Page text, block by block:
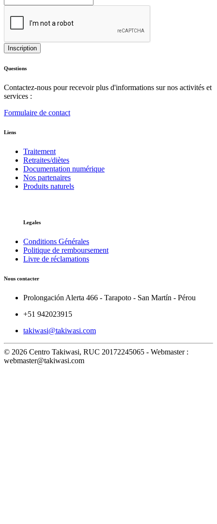
Questions
Contactez-nous pour recevoir plus d'informations sur nos activités et
services :
Formulaire de contact
Liens
Traitement
Retraites/diètes
Documentation numérique
Nos partenaires
Produits naturels
Legales
Conditions Générales
Politique de remboursement
Livre de réclamations
Nous contacter
Prolongación Alerta 466 - Tarapoto - San Martín - Pérou
+51 942023915
takiwasi@takiwasi.com
© 2026 Centro Takiwasi, RUC 20172245065 - Webmaster :
webmaster@takiwasi.com